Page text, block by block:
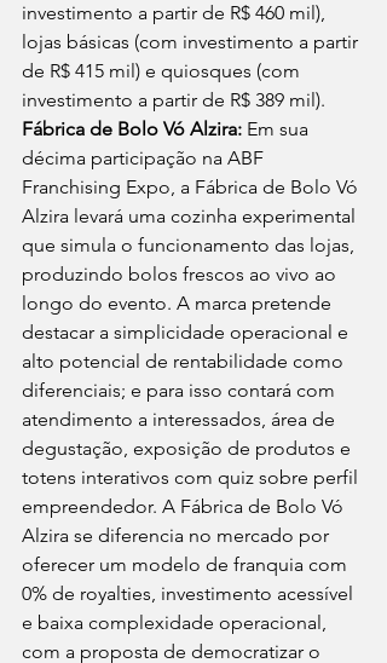
investimento a partir de R$ 460 mil),
lojas básicas (com investimento a partir
de R$ 415 mil) e quiosques (com
investimento a partir de R$ 389 mil).
Fábrica de Bolo Vó Alzira: Em sua
décima participação na ABF
Franchising Expo, a Fábrica de Bolo Vó
Alzira levará uma cozinha experimental
que simula o funcionamento das lojas,
produzindo bolos frescos ao vivo ao
longo do evento. A marca pretende
destacar a simplicidade operacional e
alto potencial de rentabilidade como
diferenciais; e para isso contará com
atendimento a interessados, área de
degustação, exposição de produtos e
totens interativos com quiz sobre perfil
empreendedor. A Fábrica de Bolo Vó
Alzira se diferencia no mercado por
oferecer um modelo de franquia com
0% de royalties, investimento acessível
e baixa complexidade operacional,
com a proposta de democratizar o